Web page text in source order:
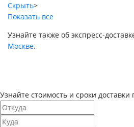
Скрыть>
Показать все
Узнайте также об экспресс-
Москве.
Узнайте стоимость и сроки доставки